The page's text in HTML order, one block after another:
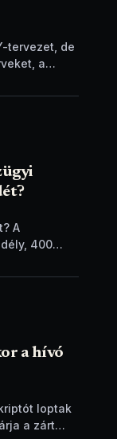
tervezet, de
a
A
400
a hívó
loptak
a zárt